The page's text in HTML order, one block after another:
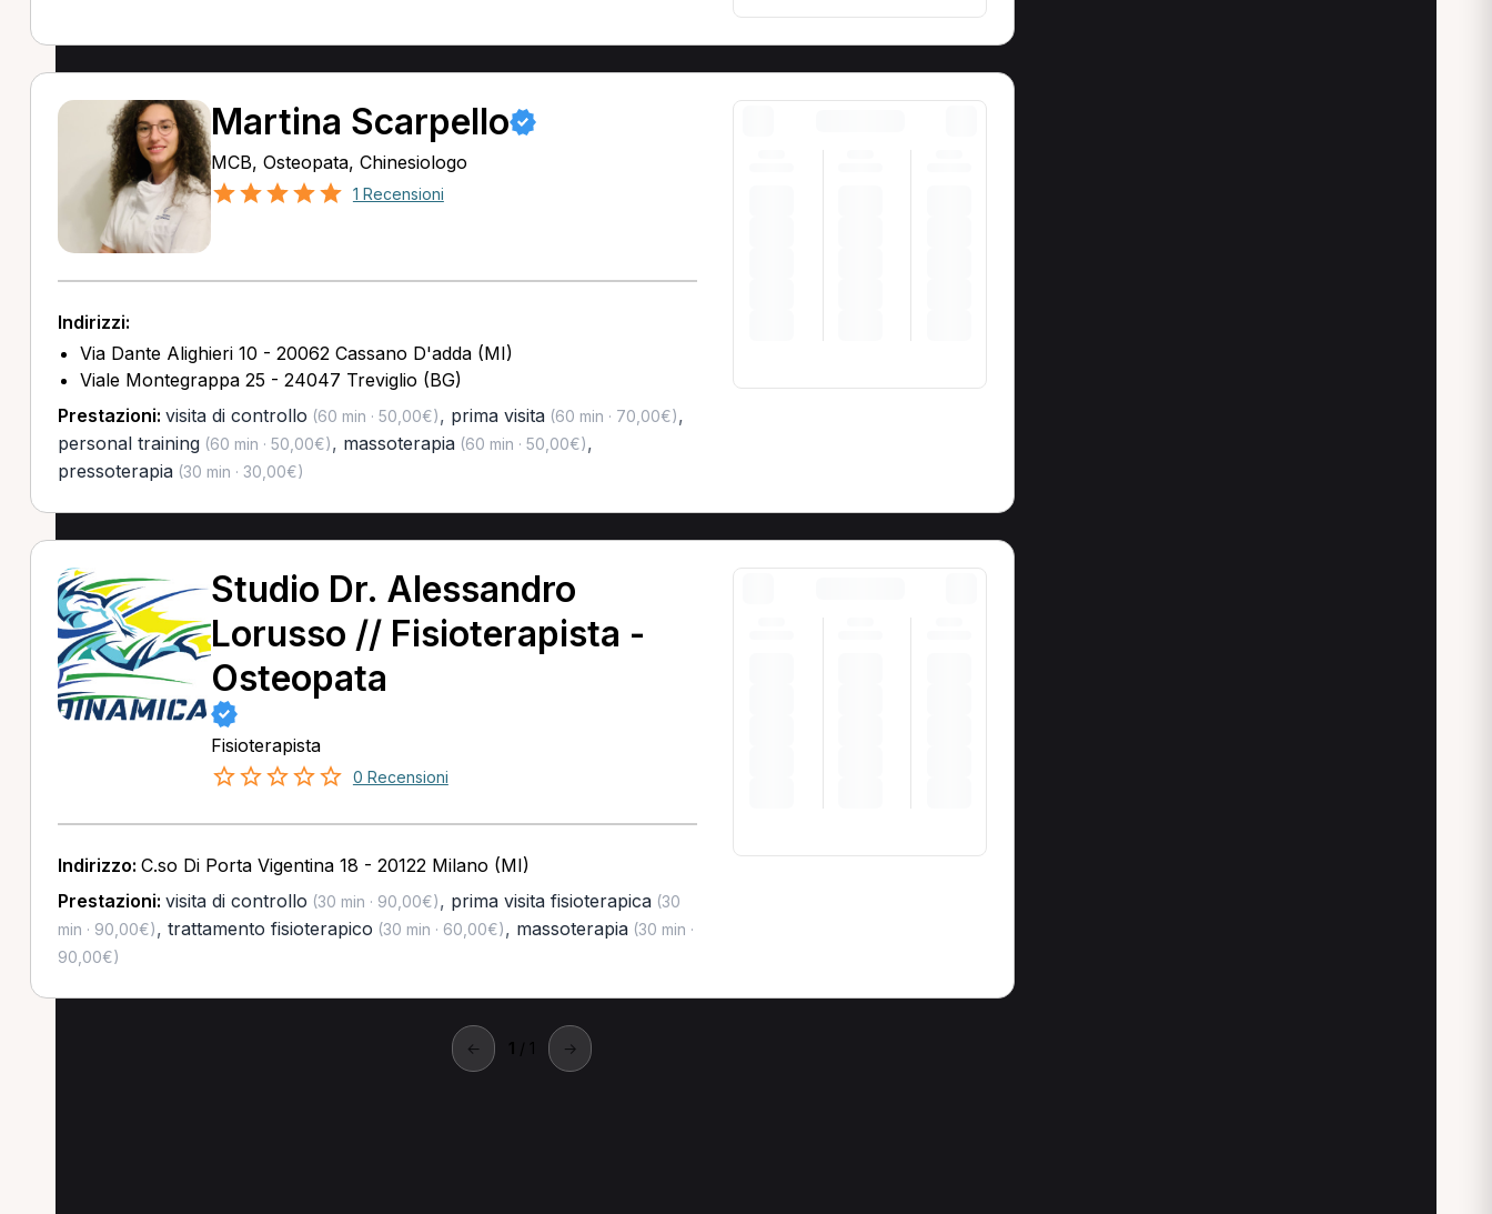
Martina Scarpello
MCB, Osteopata, Chinesiologo
1 Recensioni
Indirizzi:
Via Dante Alighieri 10 - 20062 Cassano D'adda (MI)
Viale Montegrappa 25 - 24047 Treviglio (BG)
Prestazioni: visita di controllo (60 min · 50,00€), prima visita(60 min · 70,00€),
personal training(60 min · 50,00€), massoterapia(60 min · 50,00€),
pressoterapia(30 min · 30,00€)
Studio Dr. Alessandro
Lorusso // Fisioterapista -
Osteopata
Fisioterapista
0 Recensioni
Indirizzo: C.so Di Porta Vigentina 18 - 20122 Milano (MI)
Prestazioni: visita di controllo (30 min · 90,00€), prima visita fisioterapica(30
min · 90,00€), trattamento fisioterapico (30 min · 60,00€), massoterapia(30 min ·
90,00€)
← 1 / 1 →